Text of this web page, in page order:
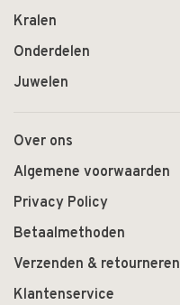
Kralen
Onderdelen
Juwelen
Over ons
Algemene voorwaarden
Privacy Policy
Betaalmethoden
Verzenden & retourneren
Klantenservice